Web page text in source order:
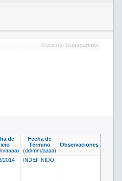
Gobierno Transparente
de
aaaa)
Fecha de
Término
(dd/mm/aaaa)
Observaciones
2014 INDEFINIDO